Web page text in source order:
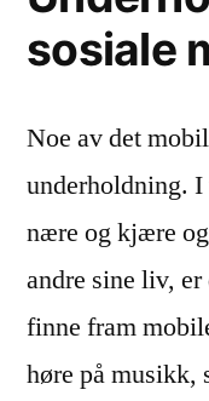
sosiale
Noe av det
underholdning.
nære og kjære
andre sine liv,
finne fram
høre på musikk,